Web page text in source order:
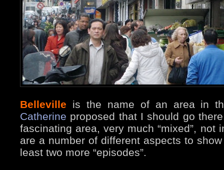
Belleville is the name of an area in
Catherine proposed that I should go
fascinating area, very much “mixed”, not
are a number of different aspects to
least two more “episodes”.